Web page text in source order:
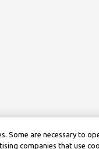
Some are necessary to
companies that use